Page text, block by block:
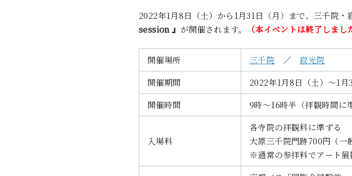
2022年1月8日（土）から1月31日（月）まで、三千院・
session 』 が開催されます。 （本イベントは終了しま
開催場所 三千院 ／寂光院
開催期間
2022年1月8日（土）～1月
開催時間
9時～16時半（拝観時間に
入場料
各寺院の拝観料に準ずる
大原三千院門跡700円（一
※通常の参拝料でアート展